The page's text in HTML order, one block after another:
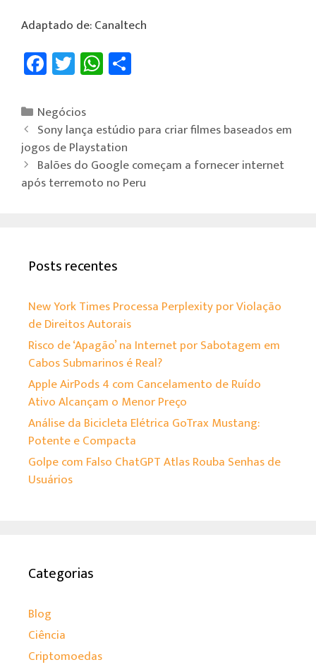
Adaptado de: Canaltech
Fa
ce
b
o
ok
T
wi
tt
er
W
h
sA
p
p
Negócios
Sony lança estúdio para criar filmes baseados em
jogos de Playstation
Balões do Google começam a fornecer internet
após terremoto no Peru
Posts recentes
New York Times Processa Perplexity por Violação
de Direitos Autorais
Risco de ‘Apagão’ na Internet por Sabotagem em
Cabos Submarinos é Real?
Apple AirPods 4 com Cancelamento de Ruído
Ativo Alcançam o Menor Preço
Análise da Bicicleta Elétrica GoTrax Mustang:
Potente e Compacta
Golpe com Falso ChatGPT Atlas Rouba Senhas de
Usuários
Categorias
Blog
Ciência
Criptomoedas